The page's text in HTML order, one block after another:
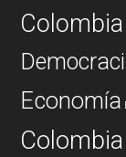
Colombia
Economía
Colombia